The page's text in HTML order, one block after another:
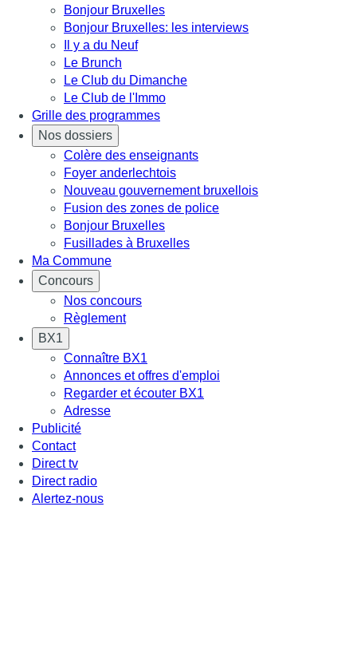
Bonjour Bruxelles
Bonjour Bruxelles: les interviews
Il y a du Neuf
Le Brunch
Le Club du Dimanche
Le Club de l'Immo
Grille des programmes
Nos dossiers
Colère des enseignants
Foyer anderlechtois
Nouveau gouvernement bruxellois
Fusion des zones de police
Bonjour Bruxelles
Fusillades à Bruxelles
Ma Commune
Concours
Nos concours
Règlement
BX1
Connaître BX1
Annonces et offres d'emploi
Regarder et écouter BX1
Adresse
Publicité
Contact
Direct tv
Direct radio
Alertez-nous